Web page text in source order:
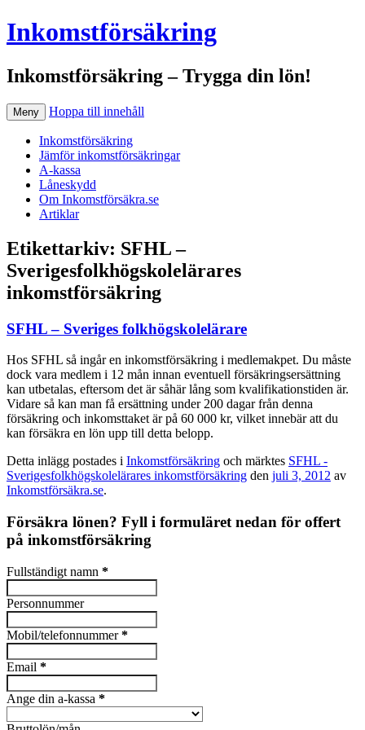
Inkomstförsäkring
Inkomstförsäkring – Trygga din lön!
Meny Hoppa till innehåll
Inkomstförsäkring
Jämför inkomstförsäkringar
A-kassa
Låneskydd
Om Inkomstförsäkra.se
Artiklar
Etikettarkiv: SFHL –
Sverigesfolkhögskolelärares
inkomstförsäkring
SFHL – Sveriges folkhögskolelärare
Hos SFHL så ingår en inkomstförsäkring i medlemakpet. Du måste
dock vara medlem i 12 mån innan eventuell försäkringsersättning
kan utbetalas, eftersom det är såhär lång som kvalifikationstiden är.
Vidare så kan man få ersättning under 200 dagar från denna
försäkring och inkomsttaket är på 60 000 kr, vilket innebär att du
kan försäkra en lön upp till detta belopp.
Detta inlägg postades i Inkomstförsäkring och märktes SFHL -
Sverigesfolkhögskolelärares inkomstförsäkring den juli 3, 2012 av
Inkomstförsäkra.se.
Försäkra lönen? Fyll i formuläret nedan för offert
på inkomstförsäkring
Fullständigt namn *
Personnummer
Mobil/telefonnummer*
Email *
Ange din a-kassa *